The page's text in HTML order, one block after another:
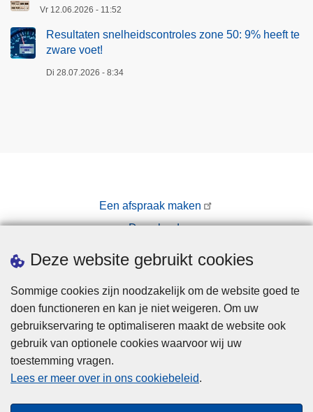
Deze website gebruikt cookies
Sommige cookies zijn noodzakelijk om de website goed te
doen functioneren en kan je niet weigeren. Om uw
gebruikservaring te optimaliseren maakt de website ook
gebruik van optionele cookies waarvoor wij uw
toestemming vragen.
Lees er meer over in ons cookiebeleid.
Vr 12.06.2026 - 11:52
Resultaten snelheidscontroles zone 50: 9% heeft te
zware voet!
Di 28.07.2026 - 8:34
Een afspraak maken
Downloads
Privacy
Cookies